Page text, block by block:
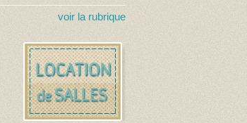
voir la rubrique